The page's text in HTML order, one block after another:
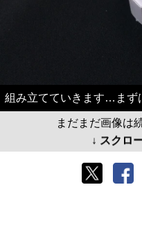
組み立てていきます…まず
まだまだ画像は
↓ スクロ